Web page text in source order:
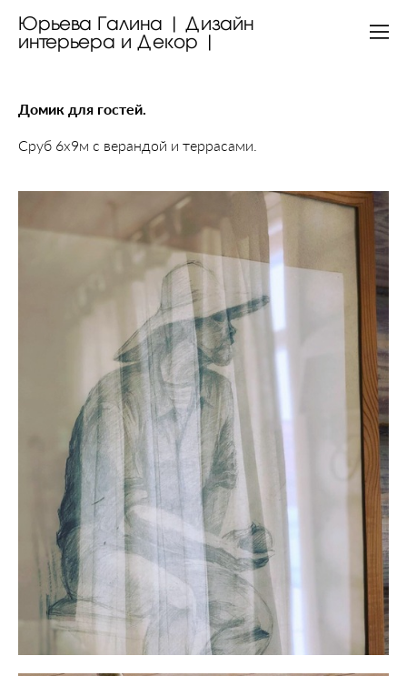
Юрьева Галина | Дизайн
интерьера и Декор |
Домик для гостей.
Сруб 6х9м с верандой и террасами.